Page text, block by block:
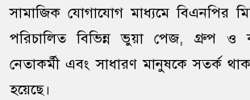
সামাজিক যোগাযোগ মাধ্যমে বিএনপির
পরিচালিত বিভিন্ন ভুয়া পেজ, গ্রুপ ও
নেতাকর্মী এবং সাধারণ মানুষকে সতর্ক
হয়েছে।